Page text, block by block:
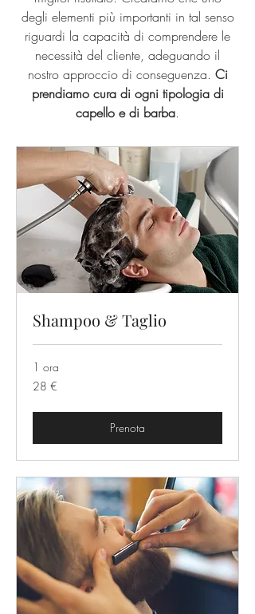
degli elementi più importanti in tal senso
riguardi la capacità di comprendere le
necessità del cliente, adeguando il
nostro approccio di conseguenza. Ci
prendiamo cura di ogni tipologia di
capello e di barba.
Shampoo & Taglio
1 ora
28
euro
28 €
Prenota